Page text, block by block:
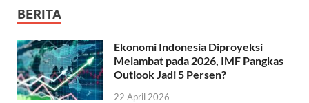
BERITA
Ekonomi Indonesia Diproyeksi
Melambat pada 2026, IMF Pangkas
Outlook Jadi 5 Persen?
22 April 2026